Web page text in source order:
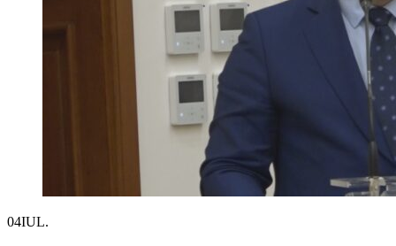
04IUL.